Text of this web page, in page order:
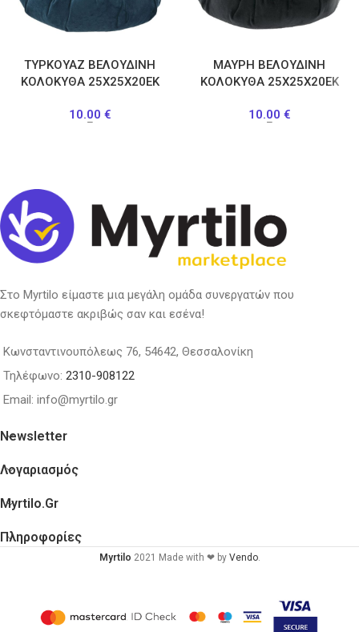
ΤΥΡΚΟΥΑΖ ΒΕΛΟΥΔΙΝΗ
ΚΟΛΟΚΥΘΑ 25Χ25Χ20ΕΚ
10.00 €
–
ΜΑΥΡΗ ΒΕΛΟΥΔΙΝΗ
ΚΟΛΟΚΥΘΑ 25Χ25Χ20ΕΚ
10.00 €
–
Στο Myrtilo είμαστε μια μεγάλη ομάδα συνεργατών που
σκεφτόμαστε ακριβώς σαν και εσένα!
Κωνσταντινουπόλεως 76, 54642, Θεσσαλονίκη
Τηλέφωνο: 2310-908122
Email: info@myrtilo.gr
Newsletter
Λογαριασμός
Myrtilo.gr
Πληροφορίες
Myrtilo 2021 Made with ❤ by Vendo.